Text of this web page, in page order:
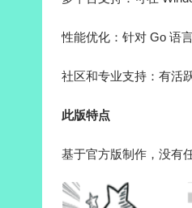
性能优化：针对 Go 语
社区和专业支持：有活
此版特点
基于官方版制作，没有